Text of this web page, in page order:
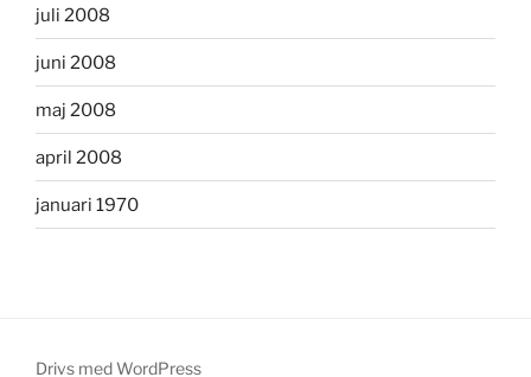
juli 2008
juni 2008
maj 2008
april 2008
januari 1970
Drivs med WordPress